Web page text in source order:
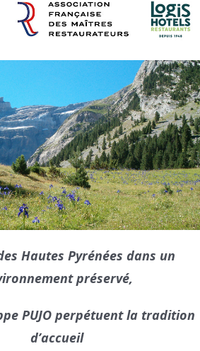
Hautes Pyrénées dans un
préservé,
PUJO perpétuent la tradition
d’accueil